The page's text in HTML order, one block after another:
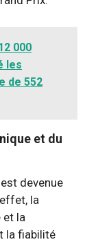
000
les
de 552
et du
devenue
la
et la
la fiabilité